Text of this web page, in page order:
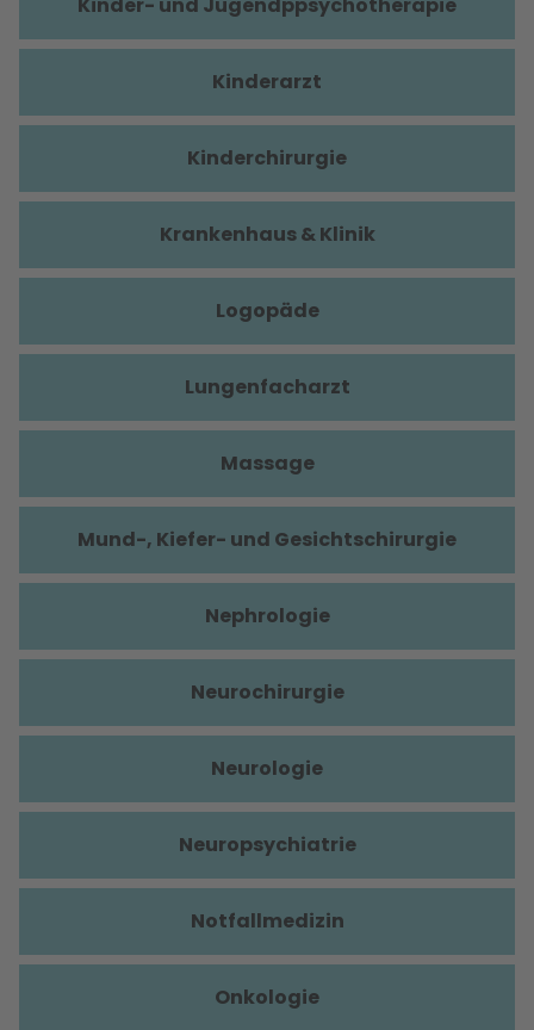
Kinderarzt
Kinderchirurgie
Krankenhaus & Klinik
Logopäde
Lungenfacharzt
Massage
Mund-, Kiefer- und Gesichtschirurgie
Nephrologie
Neurochirurgie
Neurologie
Neuropsychiatrie
Notfallmedizin
Onkologie